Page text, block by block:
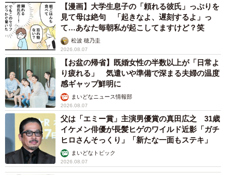
【漫画】大学生息子の「頼れる彼氏」っぷりを
見て母は絶句 「起きなよ、遅刻するよ」っ
て…あなた毎朝私が起こしてますけど？笑
松波 穂乃圭
2026.08.07
【お盆の帰省】既婚女性の半数以上が「日常よ
り疲れる」 気遣いや準備で深まる夫婦の温度
感ギャップ鮮明に
まいどなニュース情報部
2026.08.07
父は「エミー賞」主演男優賞の真田広之 31歳
イケメン俳優が長髪ヒゲのワイルド近影「ガチ
ヒロさんそっくり」「新たな一面もステキ」
まいどなトピック
2026.08.07